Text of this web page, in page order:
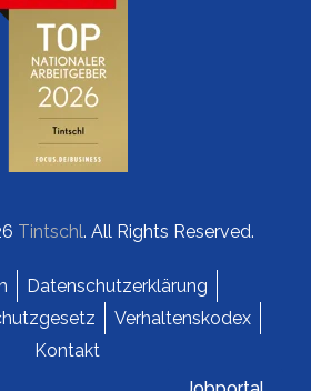
Tintschl. All Rights Reserved.
Datenschutzerklärung
Verhaltenskodex
Kontakt